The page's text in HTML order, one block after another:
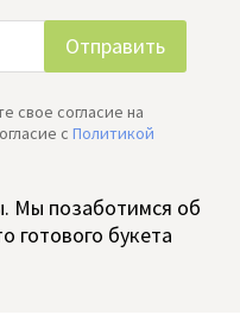
свое согласие на
c Политикой
Мы позаботимся об
готового букета